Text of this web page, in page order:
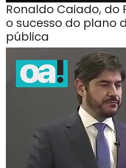
Ronaldo Caiado, do
o sucesso do plano
pública